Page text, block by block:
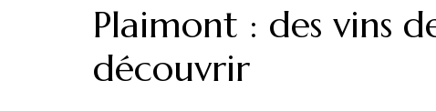
Plaimont : des vins
découvrir